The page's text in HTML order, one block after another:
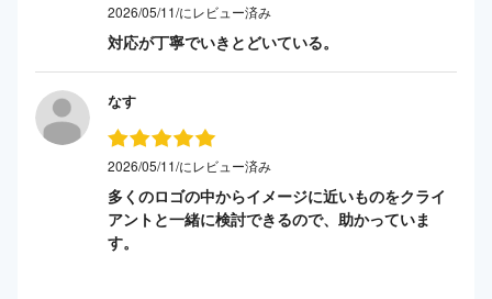
2026/05/11/にレビュー済み
対応が丁寧でいきとどいている。
なす
2026/05/11/にレビュー済み
多くのロゴの中からイメージに近いものをクライ
アントと一緒に検討できるので、助かっていま
す。